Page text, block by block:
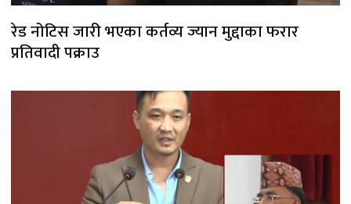
रेड नोटिस जारी भएका कर्तव्य ज्यान मुद्दाका फरार
प्रतिवादी पक्राउ